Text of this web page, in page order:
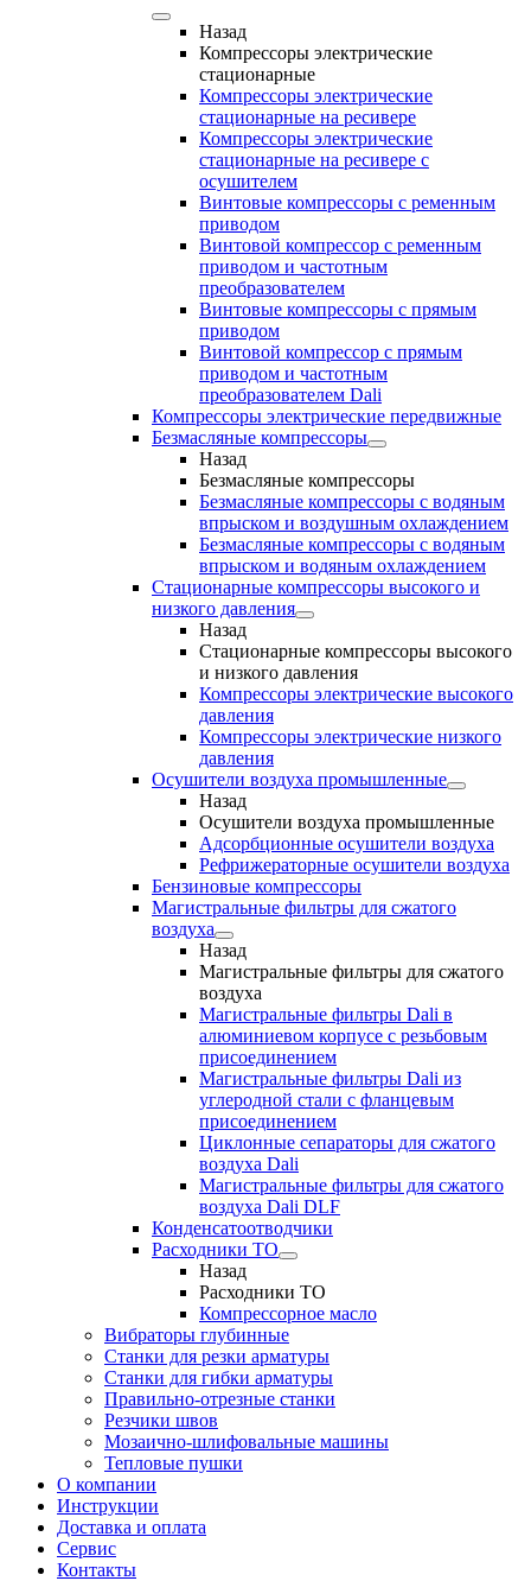
Назад
Компрессоры электрические
стационарные
Компрессоры электрические
стационарные на ресивере
Компрессоры электрические
стационарные на ресивере с
осушителем
Винтовые компрессоры с ременным
приводом
Винтовой компрессор с ременным
приводом и частотным
преобразователем
Винтовые компрессоры с прямым
приводом
Винтовой компрессор с прямым
приводом и частотным
преобразователем Dali
Компрессоры электрические передвижные
Безмасляные компрессоры
Назад
Безмасляные компрессоры
Безмасляные компрессоры с водяным
впрыском и воздушным охлаждением
Безмасляные компрессоры с водяным
впрыском и водяным охлаждением
Стационарные компрессоры высокого и
низкого давления
Назад
Стационарные компрессоры высокого
и низкого давления
Компрессоры электрические высокого
давления
Компрессоры электрические низкого
давления
Осушители воздуха промышленные
Назад
Осушители воздуха промышленные
Адсорбционные осушители воздуха
Рефрижераторные осушители воздуха
Бензиновые компрессоры
Магистральные фильтры для сжатого
воздуха
Назад
Магистральные фильтры для сжатого
воздуха
Магистральные фильтры Dali в
алюминиевом корпусе с резьбовым
присоединением
Магистральные фильтры Dali из
углеродной стали с фланцевым
присоединением
Циклонные сепараторы для сжатого
воздуха Dali
Магистральные фильтры для сжатого
воздуха Dali DLF
Конденсатоотводчики
Расходники ТО
Назад
Расходники ТО
Компрессорное масло
Вибраторы глубинные
Станки для резки арматуры
Станки для гибки арматуры
Правильно-отрезные станки
Резчики швов
Мозаично-шлифовальные машины
Тепловые пушки
О компании
Инструкции
Доставка и оплата
Сервис
Контакты